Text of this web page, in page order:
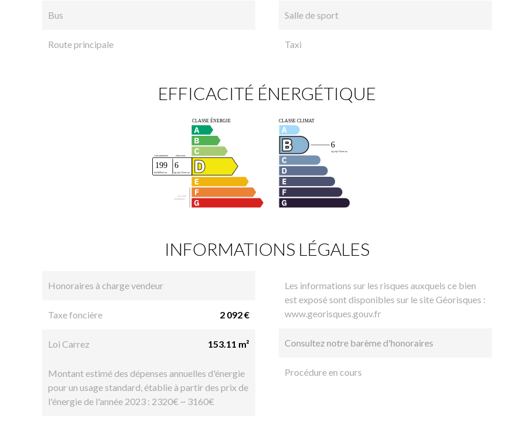
Bus
Route principale
Salle de sport
Taxi
EFFICACITÉ ÉNERGÉTIQUE
INFORMATIONS LÉGALES
Honoraires à charge vendeur
Taxe foncière 2 092 €
Loi Carrez 153.11 m²
Montant estimé des dépenses annuelles d'énergie
pour un usage standard, établie à partir des prix de
l'énergie de l'année 2023 : 2320€ ~ 3160€
Les informations sur les risques auxquels ce bien
est exposé sont disponibles sur le site Géorisques :
www.georisques.gouv.fr
Consultez notre barème d'honoraires
Procédure en cours